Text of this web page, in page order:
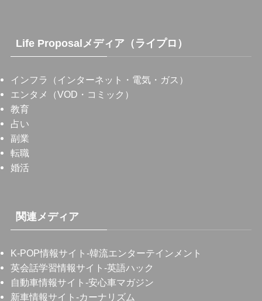
Life Proposalメディア（ライプロ）
インフラ（インターネット・電気・ガス）
エンタメ（VOD・コミック）
教育
占い
副業
転職
婚活
関連メディア
K-POP情報サイト -韓流エンターテインメント
英会話学習情報サイト -英語ハック
自動車情報サイト -安心車マガジン
新車情報サイト -カーナリズム